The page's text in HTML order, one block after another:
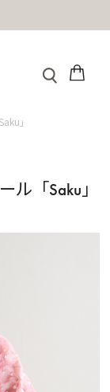
」
ル「Saku」